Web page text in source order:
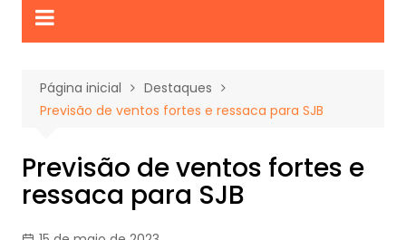
Página inicial
Destaques
Previsão de ventos fortes e ressaca para SJB
Previsão de ventos fortes e
ressaca para SJB